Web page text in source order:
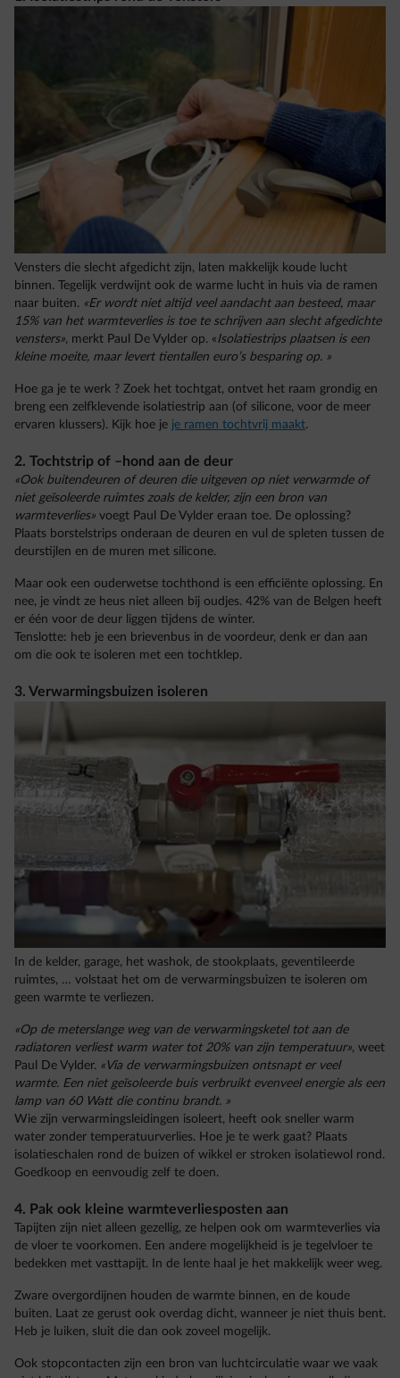
Vensters die slecht afgedicht zijn, laten makkelijk koude lucht
binnen. Tegelijk verdwijnt ook de warme lucht in huis via de ramen
naar buiten. «Er wordt niet altijd veel aandacht aan besteed, maar
15% van het warmteverlies is toe te schrijven aan slecht afgedichte
vensters», merkt Paul De Vylder op. « Isolatiestrips plaatsen is een
kleine moeite, maar levert tientallen euro’s besparing op. »
Hoe ga je te werk ? Zoek het tochtgat, ontvet het raam grondig en
breng een zelfklevende isolatiestrip aan (of silicone, voor de meer
ervaren klussers). Kijk hoe je je ramen tochtvrij maakt.
2. Tochtstrip of –hond aan de deur
«Ook buitendeuren of deuren die uitgeven op niet verwarmde of
niet geïsoleerde ruimtes zoals de kelder, zijn een bron van
warmteverlies» voegt Paul De Vylder eraan toe. De oplossing?
Plaats borstelstrips onderaan de deuren en vul de spleten tussen de
deurstijlen en de muren met silicone.
Maar ook een ouderwetse tochthond is een efficiënte oplossing. En
nee, je vindt ze heus niet alleen bij oudjes. 42% van de Belgen heeft
er één voor de deur liggen tijdens de winter.
Tenslotte: heb je een brievenbus in de voordeur, denk er dan aan
om die ook te isoleren met een tochtklep.
3. Verwarmingsbuizen isoleren
In de kelder, garage, het washok, de stookplaats, geventileerde
ruimtes, … volstaat het om de verwarmingsbuizen te isoleren om
geen warmte te verliezen.
«Op de meterslange weg van de verwarmingsketel tot aan de
radiatoren verliest warm water tot 20% van zijn temperatuur», weet
Paul De Vylder. «Via de verwarmingsbuizen ontsnapt er veel
warmte. Een niet geïsoleerde buis verbruikt evenveel energie als een
lamp van 60 Watt die continu brandt. »
Wie zijn verwarmingsleidingen isoleert, heeft ook sneller warm
water zonder temperatuurverlies. Hoe je te werk gaat? Plaats
isolatieschalen rond de buizen of wikkel er stroken isolatiewol rond.
Goedkoop en eenvoudig zelf te doen.
4. Pak ook kleine warmteverliesposten aan
Tapijten zijn niet alleen gezellig, ze helpen ook om warmteverlies via
de vloer te voorkomen. Een andere mogelijkheid is je tegelvloer te
bedekken met vasttapijt. In de lente haal je het makkelijk weer weg.
Zware overgordijnen houden de warmte binnen, en de koude
buiten. Laat ze gerust ook overdag dicht, wanneer je niet thuis bent.
Heb je luiken, sluit die dan ook zoveel mogelijk.
Ook stopcontacten zijn een bron van luchtcirculatie waar we vaak